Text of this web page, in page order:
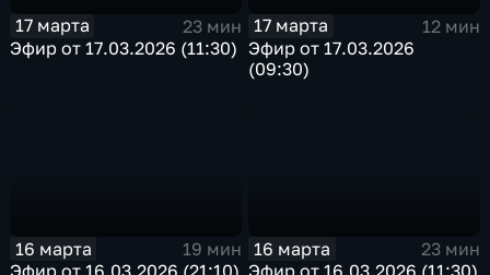
17 марта
23 мин
Эфир от 17.03.2026 (11:30)
17 марта
12 мин
Эфир от 17.03.2026
(09:30)
16 марта
19 мин
Эфир от 16.03.2026 (21:10)
16 марта
23 мин
Эфир от 16.03.2026 (11:30)